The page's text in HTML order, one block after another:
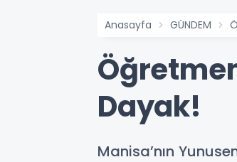
Anasayfa GÜNDEM
Dayak!
Manisa’nın